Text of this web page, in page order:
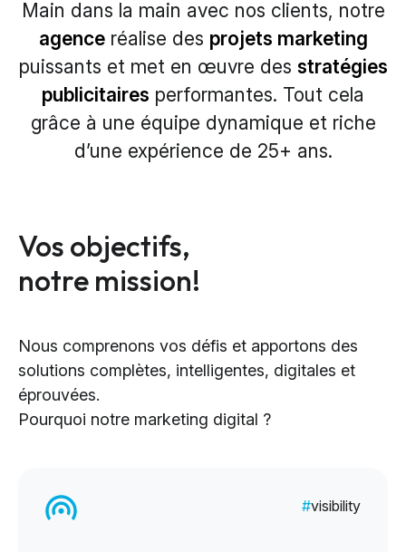
Main dans la main avec nos clients, notre
agence réalise des projets marketing
puissants et met en œuvre des stratégies
publicitaires performantes. Tout cela
grâce à une équipe dynamique etriche
d’une expérience de 25+ ans.
Vos objectifs,
notre mission!
Nous comprenons vos défis et apportons des
solutions complètes, intelligentes, digitales et
éprouvées.
Pourquoi notre marketing digital ?
visibility